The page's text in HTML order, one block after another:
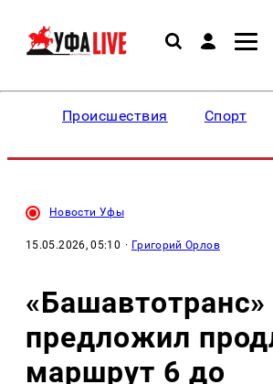
Происшествия Спорт
Новости Уфы
15.05.2026, 05:10 · Григорий Орлов
«Башавтотранс»
предложил
маршрут 6 до